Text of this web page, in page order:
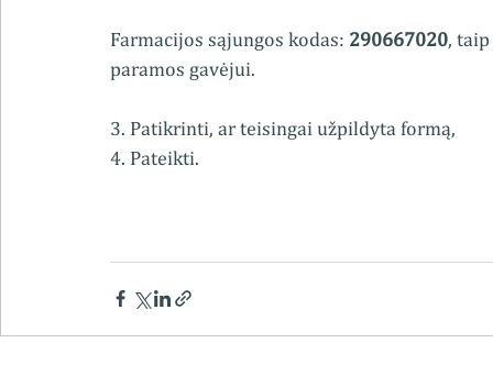
Farmacijos sąjungos kodas: 290667020,
paramos gavėjui.
3. Patikrinti, ar teisingai užpildyta formą,
4. Pateikti.